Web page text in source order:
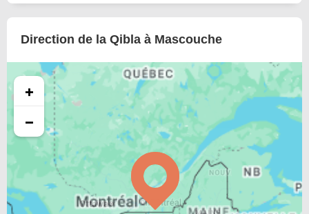
Direction de la Qibla à Mascouche
+
−